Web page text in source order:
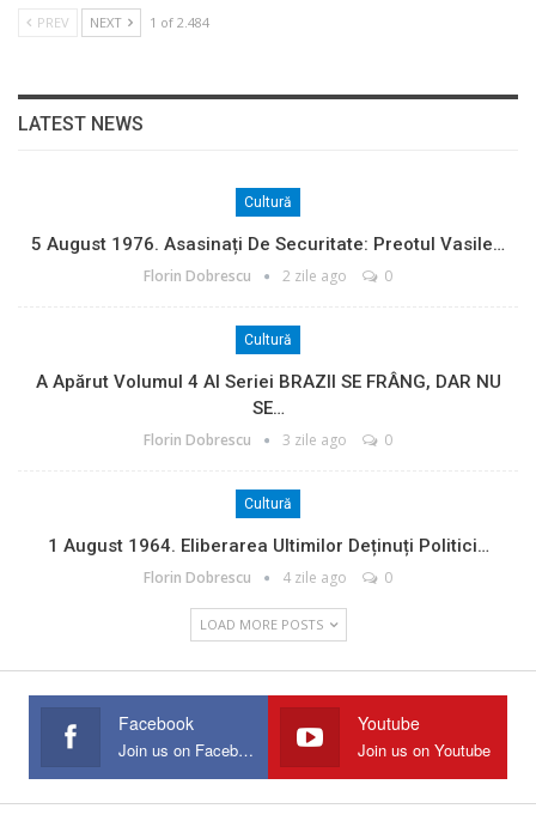
PREV NEXT 1 of 2.484
LATEST NEWS
Cultură
5 August 1976. Asasinați De Securitate: Preotul Vasile…
Florin Dobrescu 2 zile ago 0
Cultură
A Apărut Volumul 4 Al Seriei BRAZII SE FRÂNG, DAR NU
SE…
Florin Dobrescu 3 zile ago 0
Cultură
1 August 1964. Eliberarea Ultimilor Deținuți Politici…
Florin Dobrescu 4 zile ago 0
LOAD MORE POSTS
Facebook
Join us on Facebook
Youtube
Join us on Youtube